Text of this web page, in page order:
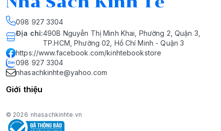
098 927 3304
Địa chỉ:490B Nguyễn Thị Minh Khai, Phường 2, Quận 3,
TP.HCM, Phường 02, Hồ Chí Minh - Quận 3
https://www.facebook.com/kinhtebookstore
098 927 3304
nhasachkinhte@yahoo.com
Giới thiệu
© 2026 nhasachkinhte.vn